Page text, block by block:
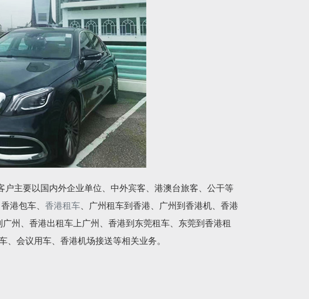
主要以国内外企业单位、中外宾客、港澳台旅客、公干等
港包车、 香港租车 、广州租车到香港、广州到香港机、香港
州、香港出租车上广州、香港到东莞租车、东莞到香港租
会议用车、香港机场接送等相关业务。